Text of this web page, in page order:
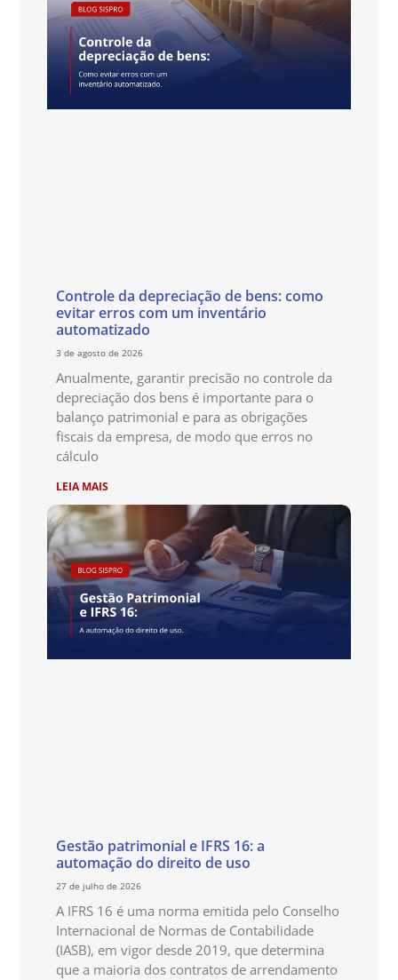
Controle da depreciação de bens: como
evitar erros com um inventário
automatizado
3 de agosto de 2026
Anualmente, garantir precisão no controle da
depreciação dos bens é importante para o
balanço patrimonial e para as obrigações
fiscais da empresa, de modo que erros no
cálculo
LEIA MAIS
Gestão patrimonial e IFRS 16: a
automação do direito de uso
27 de julho de 2026
A IFRS 16 é uma norma emitida pelo Conselho
Internacional de Normas de Contabilidade
(IASB), em vigor desde 2019, que determina
que a maioria dos contratos de arrendamento